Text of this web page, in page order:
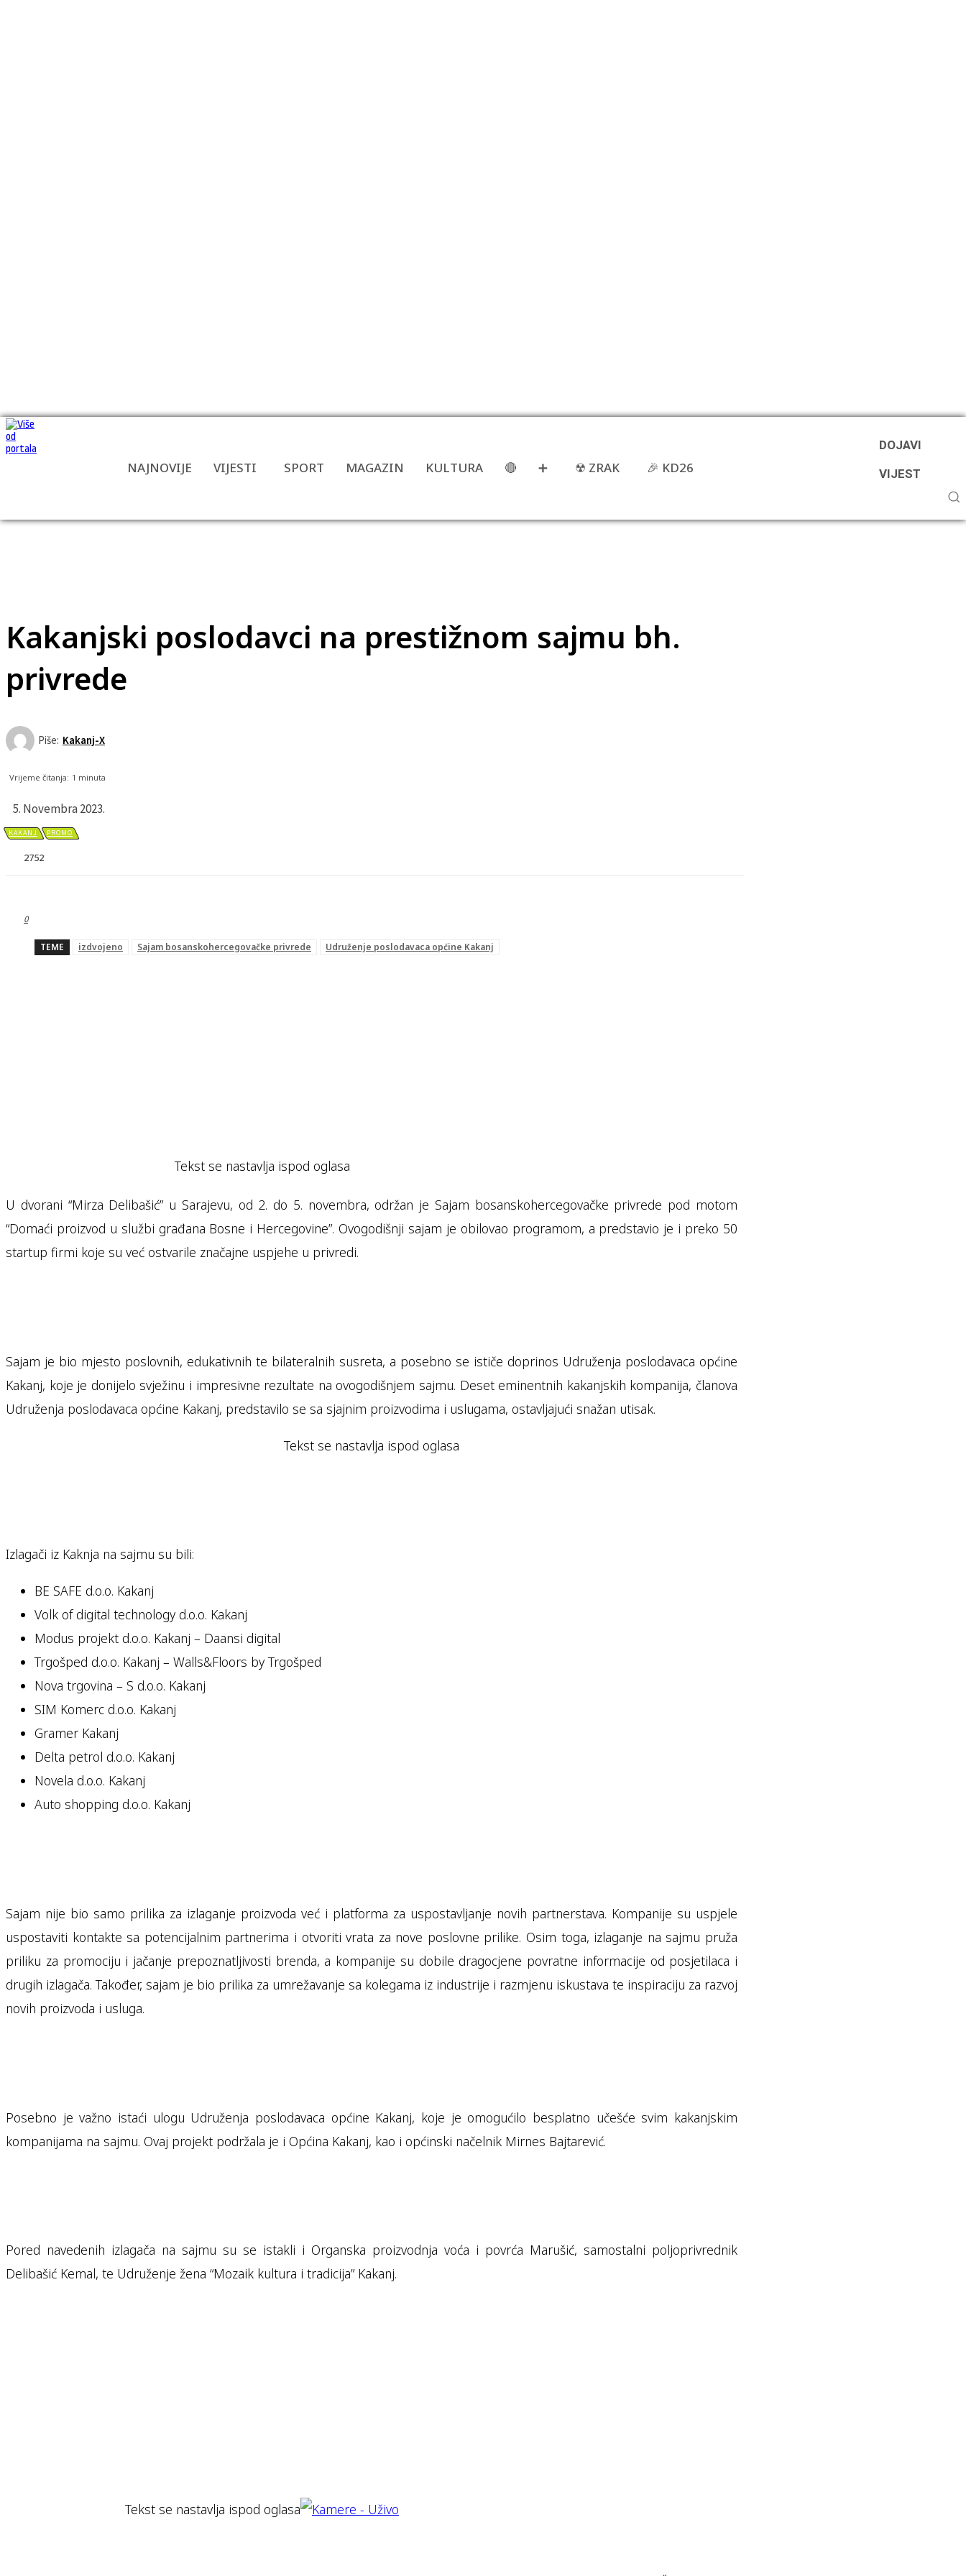
NAJNOVIJE VIJESTI SPORT MAGAZIN KULTURA 🔴 ➕ ☢ ZRAK 🎉 KD26
DOJAVI
VIJEST
Kakanjski poslodavci na prestižnom sajmu bh.
privrede
Piše: Kakanj-X
Vrijeme čitanja: 1 minuta
5. Novembra 2023.
KAKANJ PROMO
2752
0
TEME izdvojeno Sajam bosanskohercegovačke privrede Udruženje poslodavaca općine Kakanj
Tekst se nastavlja ispod oglasa
U dvorani “Mirza Delibašić” u Sarajevu, od 2. do 5. novembra, održan je Sajam bosanskohercegovačke privrede pod motom
“Domaći proizvod u službi građana Bosne i Hercegovine”. Ovogodišnji sajam je obilovao programom, a predstavio je i preko 50
startup firmi koje su već ostvarile značajne uspjehe u privredi.
Sajam je bio mjesto poslovnih, edukativnih te bilateralnih susreta, a posebno se ističe doprinos Udruženja poslodavaca općine
Kakanj, koje je donijelo svježinu i impresivne rezultate na ovogodišnjem sajmu. Deset eminentnih kakanjskih kompanija, članova
Udruženja poslodavaca općine Kakanj, predstavilo se sa sjajnim proizvodima i uslugama, ostavljajući snažan utisak.
Tekst se nastavlja ispod oglasa
Izlagači iz Kaknja na sajmu su bili:
BE SAFE d.o.o. Kakanj
Volk of digital technology d.o.o. Kakanj
Modus projekt d.o.o. Kakanj – Daansi digital
Trgošped d.o.o. Kakanj – Walls&Floors by Trgošped
Nova trgovina – S d.o.o. Kakanj
SIM Komerc d.o.o. Kakanj
Gramer Kakanj
Delta petrol d.o.o. Kakanj
Novela d.o.o. Kakanj
Auto shopping d.o.o. Kakanj
Sajam nije bio samo prilika za izlaganje proizvoda već i platforma za uspostavljanje novih partnerstava. Kompanije su uspjele
uspostaviti kontakte sa potencijalnim partnerima i otvoriti vrata za nove poslovne prilike. Osim toga, izlaganje na sajmu pruža
priliku za promociju i jačanje prepoznatljivosti brenda, a kompanije su dobile dragocjene povratne informacije od posjetilaca i
drugih izlagača. Također, sajam je bio prilika za umrežavanje sa kolegama iz industrije i razmjenu iskustava te inspiraciju za razvoj
novih proizvoda i usluga.
Posebno je važno istaći ulogu Udruženja poslodavaca općine Kakanj, koje je omogućilo besplatno učešće svim kakanjskim
kompanijama na sajmu. Ovaj projekt podržala je i Općina Kakanj, kao i općinski načelnik Mirnes Bajtarević.
Pored navedenih izlagača na sajmu su se istakli i Organska proizvodnja voća i povrća Marušić, samostalni poljoprivrednik
Delibašić Kemal, te Udruženje žena “Mozaik kultura i tradicija” Kakanj.
Tekst se nastavlja ispod oglasa